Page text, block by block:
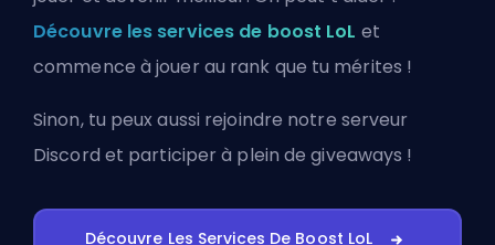
Découvre les services de boost LoL et
commence à jouer au rank que tu mérites !
Sinon, tu peux aussi rejoindre notre serveur
Discord et participer à plein de giveaways !
Découvre Les Services De Boost LoL